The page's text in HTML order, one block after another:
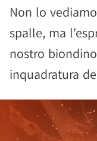
Non lo
spalle, ma
nostro
inquadratura